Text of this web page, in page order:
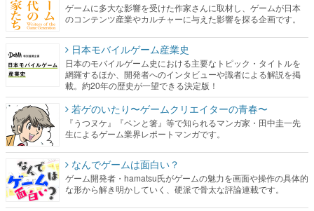
ゲームに多大な影響を受けた作家さんに取材し、ゲームが日本
のコンテンツ産業やカルチャーに与えた影響を探る企画です。
日本モバイルゲーム産業史
日本のモバイルゲーム史における主要なトピック・タイトルを
網羅するほか、開発者へのインタビューや識者による解説を掲
載。約20年の歴史が一望できる決定版！
若ゲのいたり〜ゲームクリエイターの青春〜
『うつヌケ』『ペンと箸』等で知られるマンガ家・田中圭一先
生によるゲーム業界レポートマンガです。
なんでゲームは面白い？
ゲーム開発者・hamatsu氏がゲームの魅力を画面や操作の具体的
な形から解き明かしていく、硬派で骨太な評論連載です。